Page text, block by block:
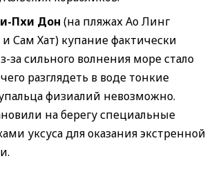
Пхи Дон (на пляжах Ао Линг
Сам Хат) купание фактически
за сильного волнения море стало
разглядеть в воде тонкие
физиалий невозможно.
на берегу специальные
уксуса для оказания экстренной